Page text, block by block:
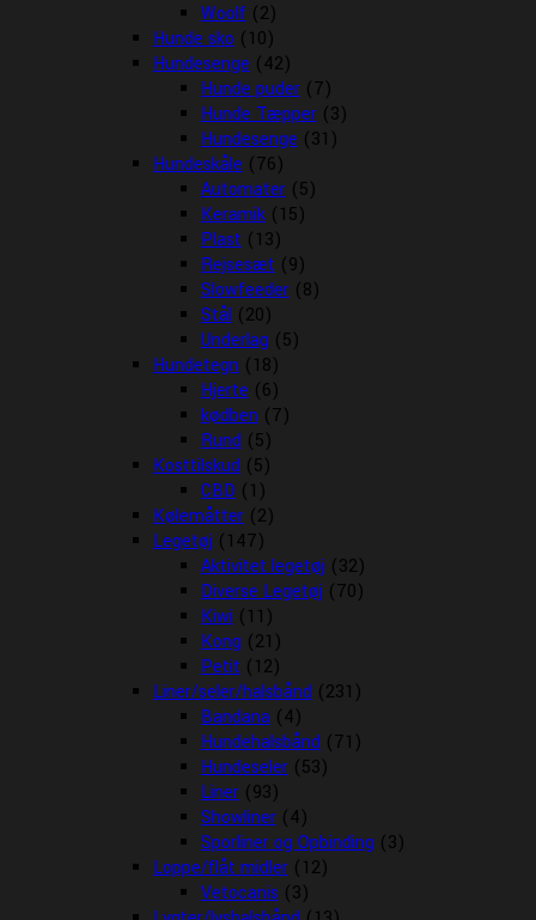
Woolf (2)
Hunde sko (10)
Hundesenge (42)
Hunde puder (7)
Hunde Tæpper (3)
Hundesenge (31)
Hundeskåle (76)
Automater (5)
Keramik (15)
Plast (13)
Rejsesæt (9)
Slowfeeder (8)
Stål (20)
Underlag (5)
Hundetegn (18)
Hjerte (6)
kødben (7)
Rund (5)
Kosttilskud (5)
CBD (1)
Kølemåtter (2)
Legetøj (147)
Aktivitet legetøj (32)
Diverse Legetøj (70)
Kiwi (11)
Kong (21)
Petit (12)
Liner/seler/halsbånd (231)
Bandana (4)
Hundehalsbånd (71)
Hundeseler (53)
Liner (93)
Showliner (4)
Sporliner og Opbinding (3)
Loppe/flåt midler (12)
Vetocanis (3)